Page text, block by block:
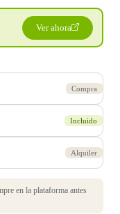
Ver ahora
Compra
Incluido
Alquiler
en la plataforma antes